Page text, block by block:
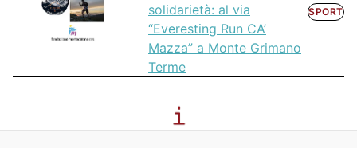
solidarietà: al via
“Everesting Run CA’
Mazza” a Monte Grimano
Terme
SPORT